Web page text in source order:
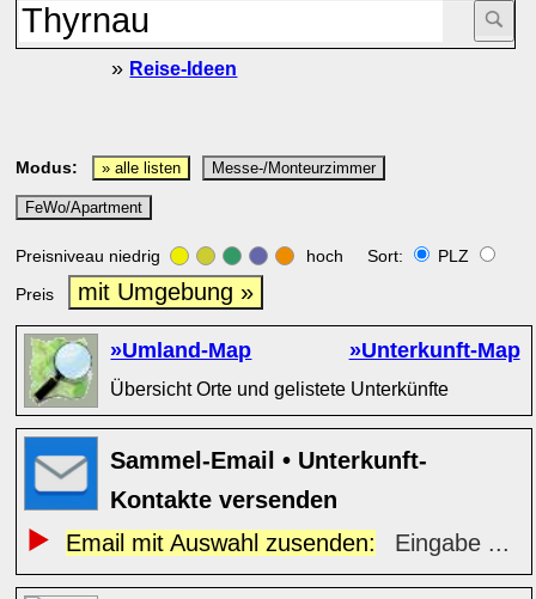
» Reise-Ideen
Modus: » alle listen Messe-/Monteurzimmer
FeWo/Apartment
Preisniveau niedrig hoch Sort:
PLZ
Preis
mit Umgebung »
»Umland-Map »Unterkunft-Map
Übersicht Orte und gelistete Unterkünfte
Sammel-Email • Unterkunft-
Kontakte versenden
Email mit Auswahl zusenden:
Eingabe ...